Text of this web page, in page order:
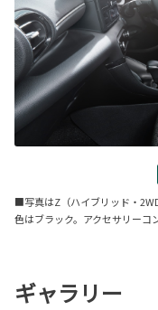
■写真はZ（ハイブリッド・
色はブラック。アクセサリーコ
ギャラリー